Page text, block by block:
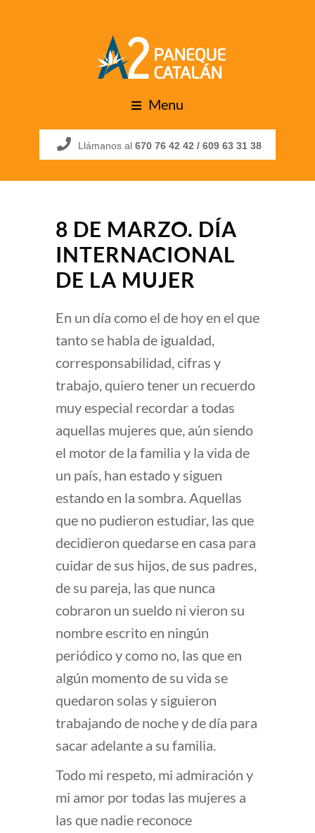
Menu
Llámanos al 670 76 42 42 / 609 63 31 38
8 DE MARZO. DÍA
INTERNACIONAL
DE LA MUJER
En un día como el de hoy en el que
tanto se habla de igualdad,
corresponsabilidad, cifras y
trabajo, quiero tener un recuerdo
muy especial recordar a todas
aquellas mujeres que, aún siendo
el motor de la familia y la vida de
un país, han estado y siguen
estando en la sombra. Aquellas
que no pudieron estudiar, las que
decidieron quedarse en casa para
cuidar de sus hijos, de sus padres,
de su pareja, las que nunca
cobraron un sueldo ni vieron su
nombre escrito en ningún
periódico y como no, las que en
algún momento de su vida se
quedaron solas y siguieron
trabajando de noche y de día para
sacar adelante a su familia.
Todo mi respeto, mi admiración y
mi amor por todas las mujeres a
las que nadie reconoce